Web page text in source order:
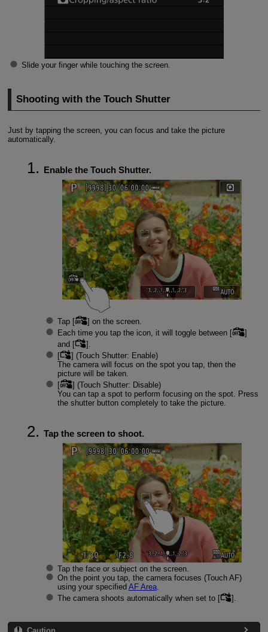
Slide your finger while touching the screen.
Shooting with the Touch Shutter
Just by tapping the screen, you can focus and take the picture
automatically.
Enable the Touch Shutter.
Tap [
] on the screen.
Each time you tap the icon, it will toggle between [
]
and [
].
[
] (Touch Shutter: Enable)
The camera will focus on the spot you tap, then the
picture will be taken.
[
] (Touch Shutter: Disable)
You can tap a spot to perform focusing on the spot. Press
the shutter button completely to take the picture.
Tap the screen to shoot.
Tap the face or subject on the screen.
On the point you tap, the camera focuses (Touch AF)
using your specified AF Area.
The camera shoots automatically when set to [
].